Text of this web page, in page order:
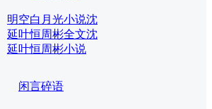
明空白月光小说沈
延叶恒周彬全文沈
延叶恒周彬小说
闲言碎语